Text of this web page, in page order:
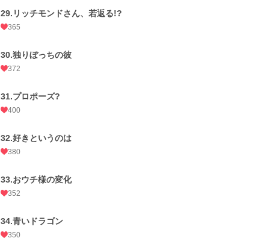
29.リッチモンドさん、若返る!?
365
30.独りぼっちの彼
372
31.プロポーズ?
400
32.好きというのは
380
33.おウチ様の変化
352
34.青いドラゴン
350